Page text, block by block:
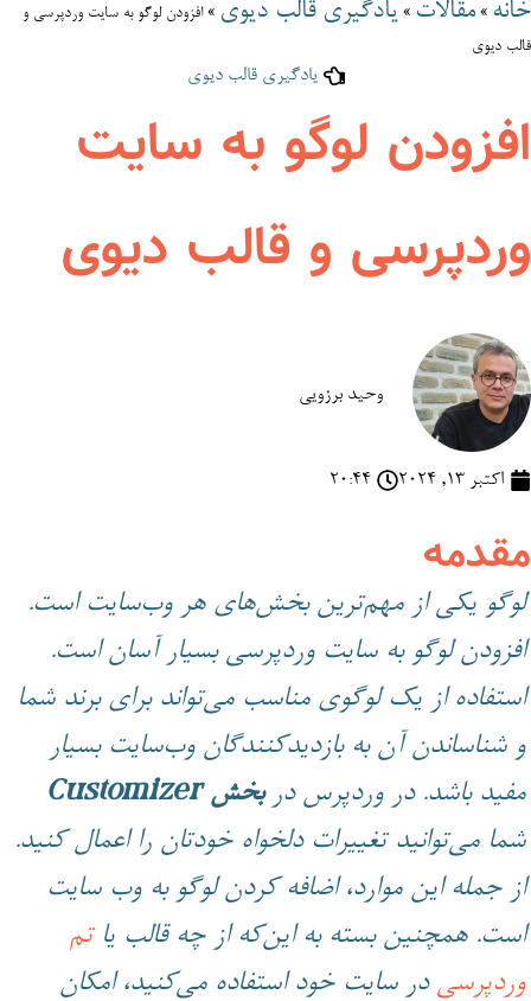
خانه » مقالات » یادگیری قالب دیوی »افزودن لوگو به سایت وردپرسی و
قالب دیوی
یادگیری قالب دیوی
افزودن لوگو به سایت
وردپرسی و قالب دیوی
وحید برزویی
اکتبر 13, 2024 20:44
مقدمه
لوگو یکی از مهم‌ترین بخش‌های هر وب‌سایت است.
افزودن لوگو به سایت وردپرسی بسیار آسان است.
استفاده از یک لوگوی مناسب می‌تواند برای برند شما
و شناساندن آن به بازدیدکنندگان وب‌سایت بسیار
مفید باشد. در وردپرس دربخشCustomizer
شما می‌توانید تغییرات دلخواه خودتان را اعمال کنید.
از جمله این موارد، اضافه کردن لوگو به وب سایت
است. همچنین بسته به این‌که از چه قالب یاتم
وردپرسی در سایت خود استفاده می‌کنید، امکان